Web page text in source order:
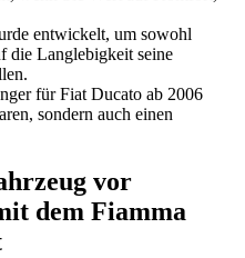
entwickelt, um sowohl
die Langlebigkeit seine
für Fiat Ducato ab 2006
sondern auch einen
vor
dem Fiamma